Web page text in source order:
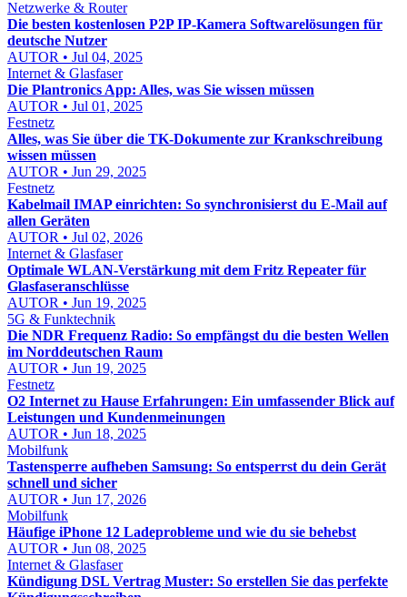
Netzwerke & Router
Die besten kostenlosen P2P IP-Kamera Softwarelösungen für
deutsche Nutzer
AUTOR • Jul 04, 2025
Internet & Glasfaser
Die Plantronics App: Alles, was Sie wissen müssen
AUTOR • Jul 01, 2025
Festnetz
Alles, was Sie über die TK-Dokumente zur Krankschreibung
wissen müssen
AUTOR • Jun 29, 2025
Festnetz
Kabelmail IMAP einrichten: So synchronisierst du E-Mail auf
allen Geräten
AUTOR • Jul 02, 2026
Internet & Glasfaser
Optimale WLAN-Verstärkung mit dem Fritz Repeater für
Glasfaseranschlüsse
AUTOR • Jun 19, 2025
5G & Funktechnik
Die NDR Frequenz Radio: So empfängst du die besten Wellen
im Norddeutschen Raum
AUTOR • Jun 19, 2025
Festnetz
O2 Internet zu Hause Erfahrungen: Ein umfassender Blick auf
Leistungen und Kundenmeinungen
AUTOR • Jun 18, 2025
Mobilfunk
Tastensperre aufheben Samsung: So entsperrst du dein Gerät
schnell und sicher
AUTOR • Jun 17, 2026
Mobilfunk
Häufige iPhone 12 Ladeprobleme und wie du sie behebst
AUTOR • Jun 08, 2025
Internet & Glasfaser
Kündigung DSL Vertrag Muster: So erstellen Sie das perfekte